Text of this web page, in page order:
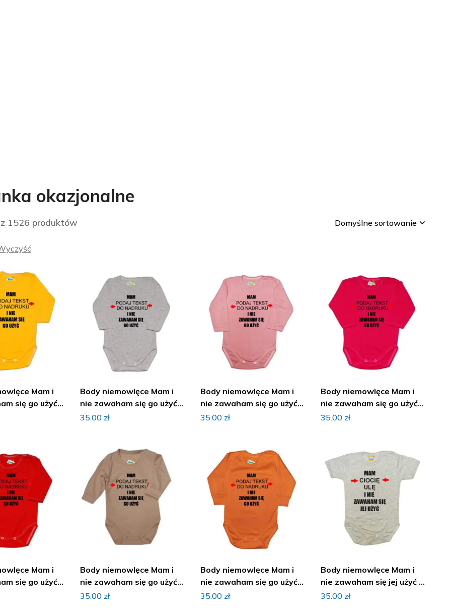
okazjonalne
1526 produktów Domyślne sortowanie
Mam i
się go użyć z
Body niemowlęce Mam i
nie zawaham się go użyć z
imieniem
35.00 zł
Body niemowlęce Mam i
nie zawaham się go użyć z
imieniem
35.00 zł
Body niemowlęce Mam i
nie zawaham się go użyć z
imieniem
35.00 zł
Mam i
się go użyć z
Body niemowlęce Mam i
nie zawaham się go użyć z
imieniem
35.00 zł
Body niemowlęce Mam i
nie zawaham się go użyć z
imieniem
35.00 zł
Body niemowlęce Mam i
nie zawaham się jej użyć z
imieniem
35.00 zł